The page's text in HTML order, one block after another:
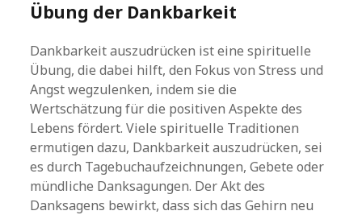
Übung der Dankbarkeit
Dankbarkeit auszudrücken ist eine spirituelle
Übung, die dabei hilft, den Fokus von Stress und
Angst wegzulenken, indem sie die
Wertschätzung für die positiven Aspekte des
Lebens fördert. Viele spirituelle Traditionen
ermutigen dazu, Dankbarkeit auszudrücken, sei
es durch Tagebuchaufzeichnungen, Gebete oder
mündliche Danksagungen. Der Akt des
Danksagens bewirkt, dass sich das Gehirn neu